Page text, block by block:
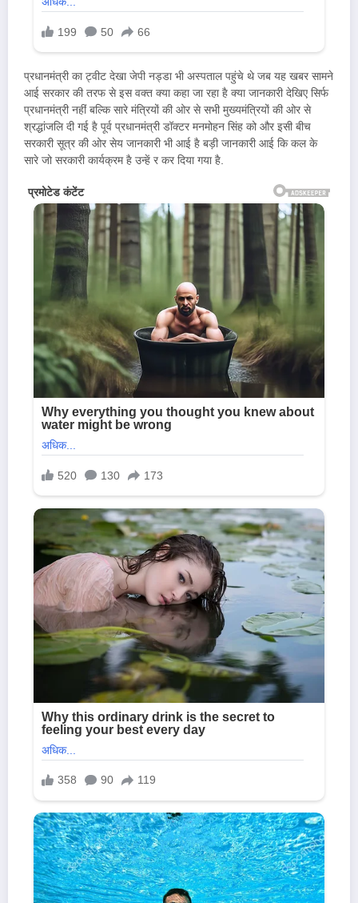
प्रधानमंत्री का ट्वीट देखा जेपी नड्डा भी अस्पताल पहुंचे थे जब यह खबर सामने
आई सरकार की तरफ से इस वक्त क्या कहा जा रहा है क्या जानकारी देखिए सिर्फ
प्रधानमंत्री नहीं बल्कि सारे मंत्रियों की ओर से सभी मुख्यमंत्रियों की ओर से
श्रद्धांजलि दी गई है पूर्व प्रधानमंत्री डॉक्टर मनमोहन सिंह को और इसी बीच
सरकारी सूत्र की ओर सेय जानकारी भी आई है बड़ी जानकारी आई कि कल के
सारे जो सरकारी कार्यक्रम है उन्हें र कर दिया गया है.